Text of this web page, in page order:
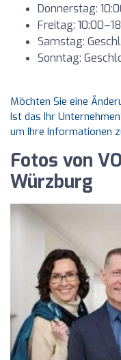
Donnerstag:
Freitag:
Samstag:
Sonntag:
Möchten Sie eine
Ist das Ihr
um Ihre Informationen
Fotos von
Würzburg